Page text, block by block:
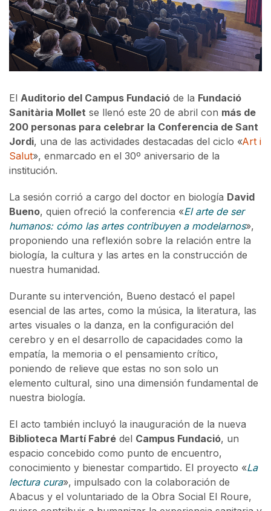
El Auditorio del Campus Fundació de la Fundació
Sanitària Mollet se llenó este 20 de abril con más de
200 personas para celebrar la Conferencia de Sant
Jordi, una de las actividades destacadas del ciclo «Art i
Salut», enmarcado en el 30º aniversario de la
institución.
La sesión corrió a cargo del doctor en biología David
Bueno, quien ofreció la conferencia «El arte de ser
humanos: cómo las artes contribuyen a modelarnos»,
proponiendo una reflexión sobre la relación entre la
biología, la cultura y las artes en la construcción de
nuestra humanidad.
Durante su intervención, Bueno destacó el papel
esencial de las artes, como la música, la literatura, las
artes visuales o la danza, en la configuración del
cerebro y en el desarrollo de capacidades como la
empatía, la memoria o el pensamiento crítico,
poniendo de relieve que estas no son solo un
elemento cultural, sino una dimensión fundamental de
nuestra biología.
El acto también incluyó la inauguración de la nueva
Biblioteca Martí Fabré del Campus Fundació, un
espacio concebido como punto de encuentro,
conocimiento y bienestar compartido. El proyecto «La
lectura cura», impulsado con la colaboración de
Abacus y el voluntariado de la Obra Social El Roure,